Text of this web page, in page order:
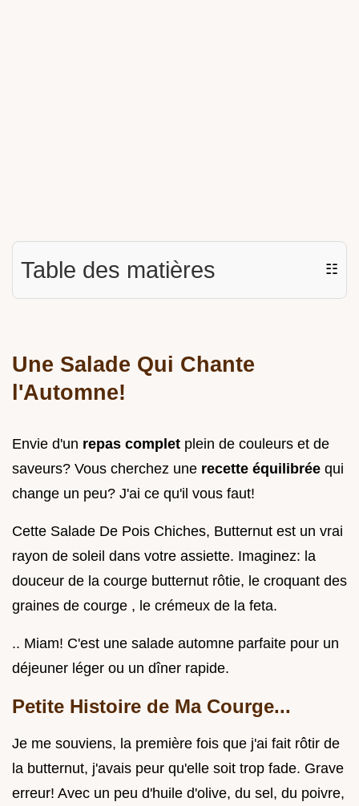
Table des matières ☷
Une Salade Qui Chante
l'Automne!
Envie d'un repas complet plein de couleurs et de
saveurs? Vous cherchez une recette équilibrée qui
change un peu? J'ai ce qu'il vous faut!
Cette Salade De Pois Chiches, Butternut est un vrai
rayon de soleil dans votre assiette. Imaginez: la
douceur de la courge butternut rôtie, le croquant des
graines de courge , le crémeux de la feta.
.. Miam! C'est une salade automne parfaite pour un
déjeuner léger ou un dîner rapide.
Petite Histoire de Ma Courge...
Je me souviens, la première fois que j'ai fait rôtir de
la butternut, j'avais peur qu'elle soit trop fade. Grave
erreur! Avec un peu d'huile d'olive, du sel, du poivre,